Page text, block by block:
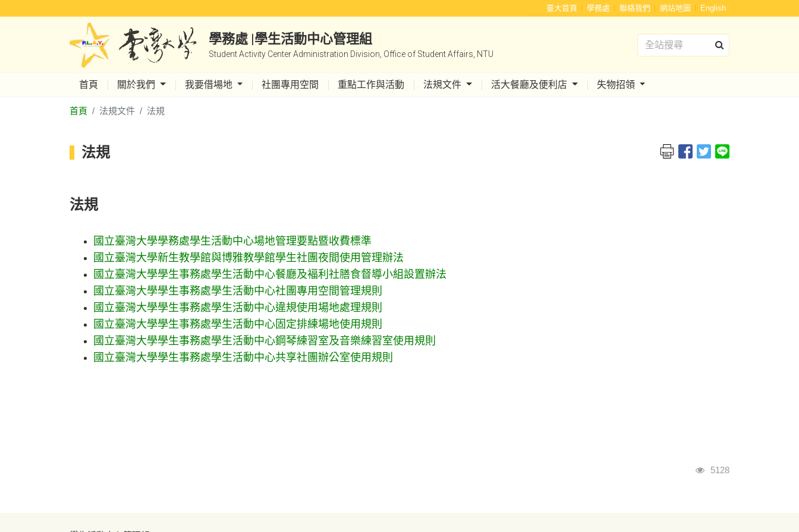
::: 臺大首頁 學務處 聯絡我們 網站地圖 English
學務處 |學生活動中心管理組
Student Activity Center Administration Division, Office of Student Affairs, NTU
首頁 關於我們 我要借場地 社團專用空間 重點工作與活動 法規文件 活大餐廳及便利店 失物招領
首頁 法規文件 法規
法規
法規
國立臺灣大學學務處學生活動中心場地管理要點暨收費標準
國立臺灣大學新生教學館與博雅教學館學生社團夜間使用管理辦法
國立臺灣大學學生事務處學生活動中心餐廳及褔利社膳食督導小組設置辦法
國立臺灣大學學生事務處學生活動中心社團專用空間管理規則
國立臺灣大學學生事務處學生活動中心違規使用場地處理規則
國立臺灣大學學生事務處學生活動中心固定排練場地使用規則
國立臺灣大學學生事務處學生活動中心鋼琴練習室及音樂練習室使用規則
國立臺灣大學學生事務處學生活動中心共享社團辦公室使用規則
瀏覽人次
5128